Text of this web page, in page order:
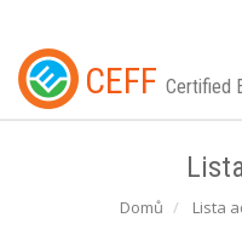
CEFF Certified
Domů Lista